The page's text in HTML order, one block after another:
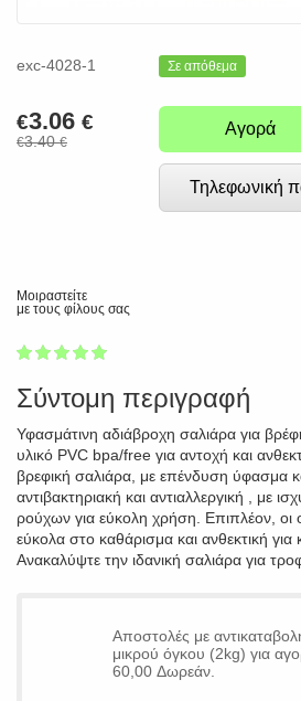
exc-4028-1 Σε απόθεμα
€3.06 €
€3.40€
Αγορά
Τηλεφωνική
Μοιραστείτε
με τους φίλους σας
1
2
3
4
5
Σύντομη περιγραφή
Υφασμάτινη αδιάβροχη σαλιάρα για
υλικό PVC bpa/free για αντοχή και
βρεφική σαλιάρα, με επένδυση ύφασμα
αντιβακτηριακή και αντιαλλεργική , με
ρούχων για εύκολη χρήση. Επιπλέον, οι
εύκολα στο καθάρισμα και ανθεκτική για
Ανακαλύψτε την ιδανική σαλιάρα για
Αποστολές με
μικρού όγκου (2kg) για
60,00 Δωρεάν.